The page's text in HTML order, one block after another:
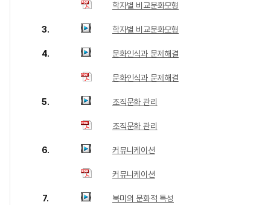
학자별 비교문화모형
3. 학자별 비교문화모형
4. 문화인식과 문제해결
문화인식과 문제해결
5. 조직문화 관리
조직문화 관리
6. 커뮤니케이션
커뮤니케이션
7. 북미의 문화적 특성